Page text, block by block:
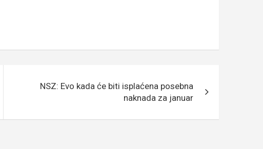
NSZ: Evo kada će biti isplaćena posebna
naknada za januar